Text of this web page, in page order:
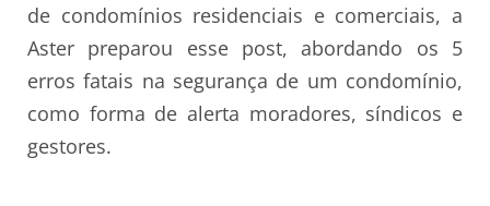
de condomínios residenciais e comerciais, a
Aster preparou esse post, abordando os 5
erros fatais na segurança de um condomínio,
como forma de alerta moradores, síndicos e
gestores.